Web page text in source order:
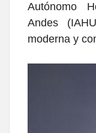
Autónomo
Andes
moderna y